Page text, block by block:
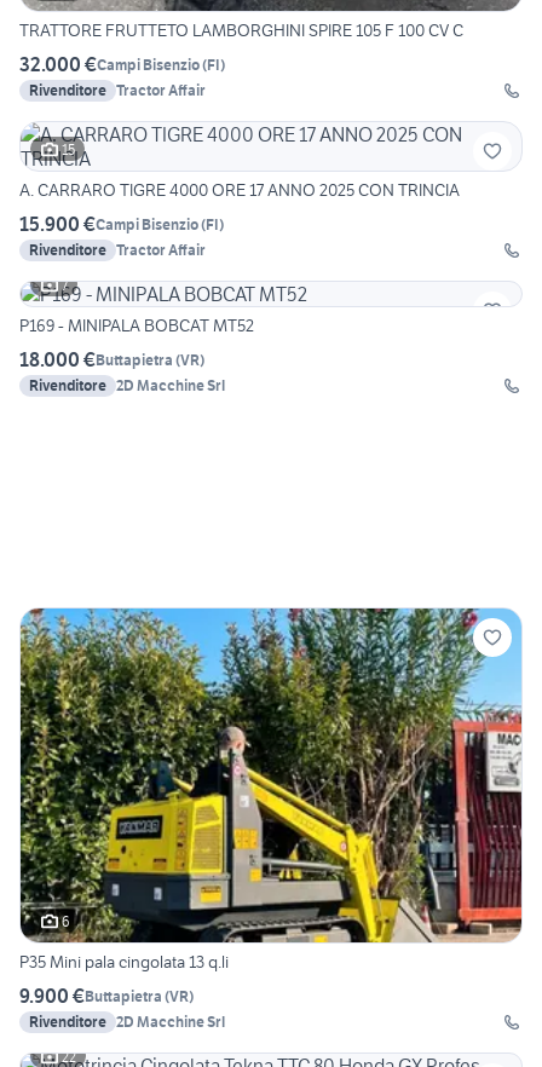
TRATTORE FRUTTETO LAMBORGHINI SPIRE 105 F 100 CV C
32.000 €Campi Bisenzio(FI)
Rivenditore Tractor Affair
15
A. CARRARO TIGRE 4000 ORE 17 ANNO 2025 CON TRINCIA
15.900 €Campi Bisenzio(FI)
Rivenditore Tractor Affair
7
P169 - MINIPALA BOBCAT MT52
18.000 €Buttapietra (VR)
Rivenditore 2D Macchine Srl
6
P35 Mini pala cingolata 13 q.li
9.900 €Buttapietra (VR)
Rivenditore 2D Macchine Srl
22